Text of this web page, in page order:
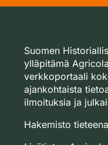
Suomen
ylläpitämä
verkkoportaali
ajankohtaista
ilmoituksia ja
Hakemisto